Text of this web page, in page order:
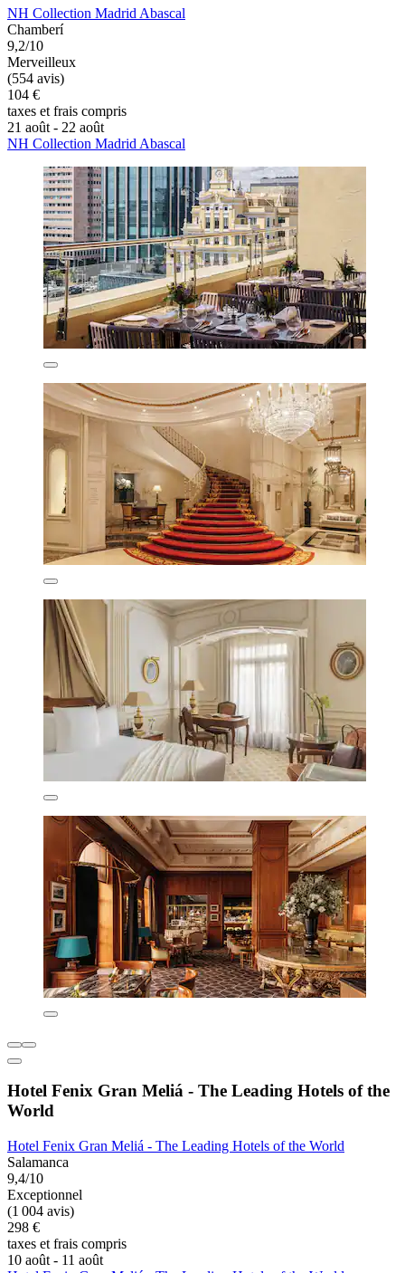
NH Collection Madrid Abascal
Chamberí
9,2/10
Merveilleux
(554 avis)
104 €
taxes et frais compris
21 août - 22 août
NH Collection Madrid Abascal
Hotel Fenix Gran Meliá - The Leading Hotels of the
World
Hotel Fenix Gran Meliá - The Leading Hotels of the World
Salamanca
9,4/10
Exceptionnel
(1 004 avis)
298 €
taxes et frais compris
10 août - 11 août